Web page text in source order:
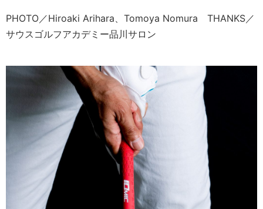
PHOTO／Hiroaki Arihara、Tomoya Nomura THANKS／
サウスゴルフアカデミー品川サロン